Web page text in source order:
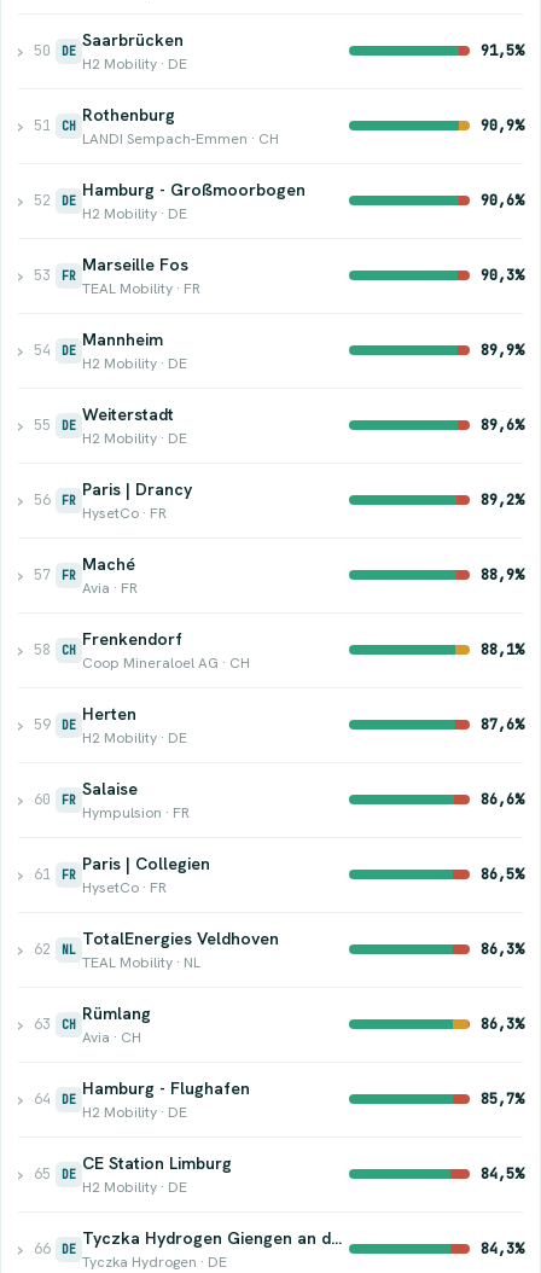
› 50 DE
Saarbrücken
H2 Mobility · DE
91,5%
› 51 CH
Rothenburg
LANDI Sempach-Emmen · CH
90,9%
› 52 DE
Hamburg - Großmoorbogen
H2 Mobility · DE
90,6%
› 53 FR
Marseille Fos
TEAL Mobility · FR
90,3%
› 54 DE
Mannheim
H2 Mobility · DE
89,9%
› 55 DE
Weiterstadt
H2 Mobility · DE
89,6%
› 56 FR
Paris | Drancy
HysetCo · FR
89,2%
› 57 FR
Maché
Avia · FR
88,9%
› 58 CH
Frenkendorf
Coop Mineraloel AG · CH
88,1%
› 59 DE
Herten
H2 Mobility · DE
87,6%
› 60 FR
Salaise
Hympulsion · FR
86,6%
› 61 FR
Paris | Collegien
HysetCo · FR
86,5%
› 62 NL
TotalEnergies Veldhoven
TEAL Mobility · NL
86,3%
› 63 CH
Rümlang
Avia · CH
86,3%
› 64 DE
Hamburg - Flughafen
H2 Mobility · DE
85,7%
› 65 DE
CE Station Limburg
H2 Mobility · DE
84,5%
› 66 DE
Tyczka Hydrogen Giengen an der Brenz
Tyczka Hydrogen · DE
84,3%